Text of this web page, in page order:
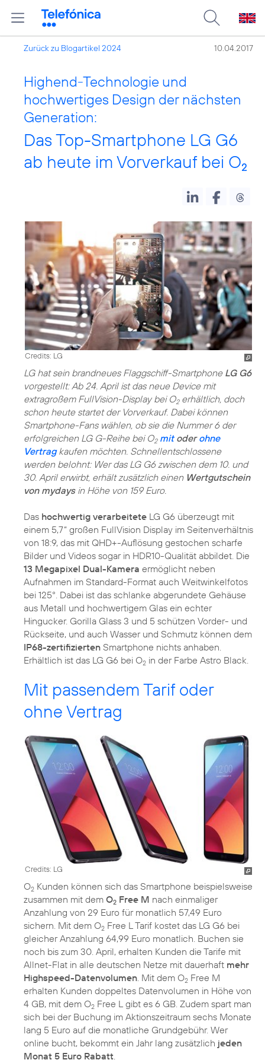
Zurück zu Blogartikel 2024 10.04.2017
Highend-Technologie und
hochwertiges Design der nächsten
Generation:
Das Top-Smartphone LG G6
ab heute im Vorverkauf bei O2
Credits: LG
LG hat sein brandneues Flaggschiff-Smartphone LG G6
vorgestellt: Ab 24. April ist das neue Device mit
extragroßem FullVision-Display bei O2erhältlich, doch
schon heute startet der Vorverkauf. Dabei können
Smartphone-Fans wählen, ob sie die Nummer 6 der
erfolgreichen LG G-Reihe bei O2 mit oderohne
Vertragkaufen möchten. Schnellentschlossene
werden belohnt: Wer das LG G6 zwischen dem 10. und
30. April erwirbt, erhält zusätzlich einen Wertgutschein
von mydaysin Höhe von 159 Euro.
Das hochwertig verarbeitete LG G6 überzeugt mit
einem 5,7“ großen FullVision Display im Seitenverhältnis
von 18:9, das mit QHD+-Auflösung gestochen scharfe
Bilder und Videos sogar in HDR10-Qualität abbildet. Die
13 Megapixel Dual-Kamera ermöglicht neben
Aufnahmen im Standard-Format auch Weitwinkelfotos
bei 125°. Dabei ist das schlanke abgerundete Gehäuse
aus Metall und hochwertigem Glas ein echter
Hingucker. Gorilla Glass 3 und 5 schützen Vorder- und
Rückseite, und auch Wasser und Schmutz können dem
IP68-zertifizierten Smartphone nichts anhaben.
Erhältlich ist das LG G6 bei O2 in der Farbe Astro Black.
Mit passendem Tarif oder
ohne Vertrag
Credits: LG
O2 Kunden können sich das Smartphone beispielsweise
zusammen mit dem O2 Free M nach einmaliger
Anzahlung von 29 Euro für monatlich 57,49 Euro
sichern. Mit dem O2 Free L Tarif kostet das LG G6 bei
gleicher Anzahlung 64,99 Euro monatlich. Buchen sie
noch bis zum 30. April, erhalten Kunden die Tarife mit
Allnet-Flat in alle deutschen Netze mit dauerhaft mehr
Highspeed-Datenvolumen. Mit dem O2 Free M
erhalten Kunden doppeltes Datenvolumen in Höhe von
4 GB, mit dem O2 Free L gibt es 6 GB. Zudem spart man
sich bei der Buchung im Aktionszeitraum sechs Monate
lang 5 Euro auf die monatliche Grundgebühr. Wer
online bucht, bekommt ein Jahr lang zusätzlich jeden
Monat 5 Euro Rabatt.